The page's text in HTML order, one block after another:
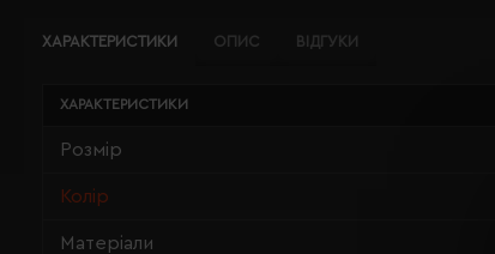
ХАРАКТЕРИСТИКИ ОПИС ВІДГУКИ
ХАРАКТЕРИСТИКИ
Розмір
Колір
Матеріали